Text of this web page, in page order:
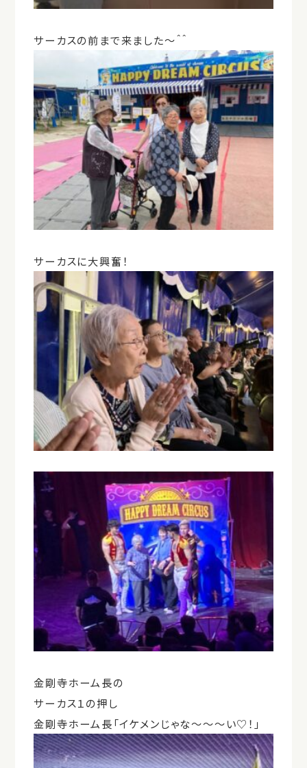
サーカスの前まで来ました～＾＾
サーカスに大興奮！
金剛寺ホーム長の
サーカス１の押し
金剛寺ホーム長「イケメンじゃな～～～い♡！」